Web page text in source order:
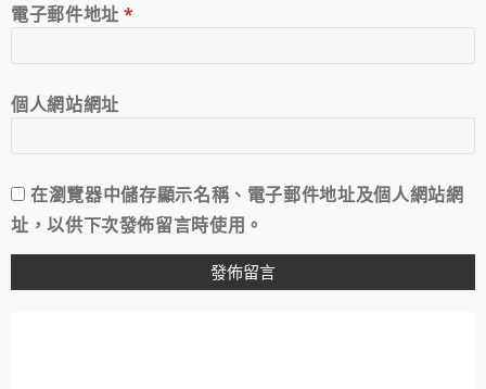
電子郵件地址*
個人網站網址
在瀏覽器中儲存顯示名稱、電子郵件地址及個人網站網
址，以供下次發佈留言時使用。